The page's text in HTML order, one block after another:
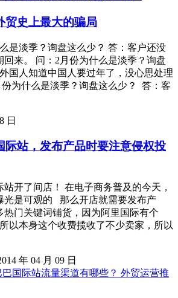
贸史上最大的骗局
是淡季？询盘这么少？ 答：客户还没
回来。 问：2月份为什么是淡季？询盘
国人知道中国人要过年了，没心思处理
份为什么是淡季？询盘这么少？ 答：客
日
际站，发布产品时要注意侵权投
开了间店！ 在电子商务普及的今天，
光是可观的 那么开店就需要发布产
热门关键词铺货，因为阿里国际有个
以本身这个收费揽收了不少卖家，所以
年 04 月 09 日
外贸运营推